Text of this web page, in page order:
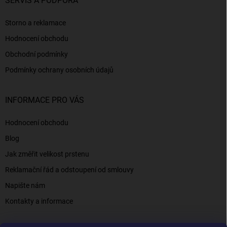
Storno a reklamace
Hodnocení obchodu
Obchodní podmínky
Podmínky ochrany osobních údajů
INFORMACE PRO VÁS
Hodnocení obchodu
Blog
Jak změřit velikost prstenu
Reklamační řád a odstoupení od smlouvy
Napište nám
Kontakty a informace